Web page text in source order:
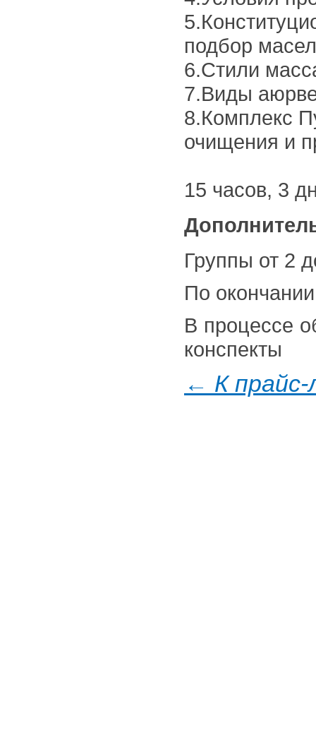
подбор
6.Стили
7.Виды
8.Комплекс
очищения и
15 часов, 3
Группы от 2
По
В процессе
конспекты
← К прайс-